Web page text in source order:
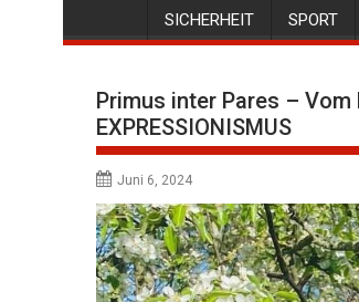
SICHERHEIT SPORT
Primus inter Pares – Vom
EXPRESSIONISMUS
Juni 6, 2024